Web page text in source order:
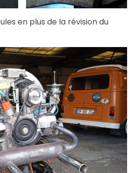
en plus de la révision du